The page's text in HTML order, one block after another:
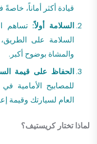
قيادة أكثر أماناً،
السلامة أولاً: تساهم
السلامة على
والمشاة بوضوح أكبر.
الحفاظ على قيمة
للمصابيح الأمامية
العام لسيارتك وقيمة
لماذا تختار كريستيف؟